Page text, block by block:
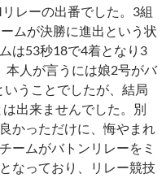
レーの出番でした。3組
ムが決勝に進出という状
は53秒18で4着となり3
本人が言うには娘2号がバ
いうことでしたが、結局
出来ませんでした。別
かっただけに、悔やまれ
ームがバトンリレーをミ
なっており、リレー競技